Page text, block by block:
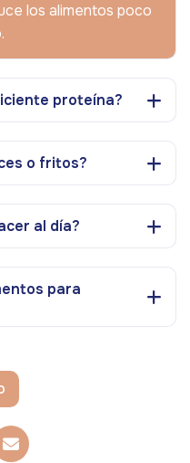
los alimentos poco
proteína?
o fritos?
al día?
para